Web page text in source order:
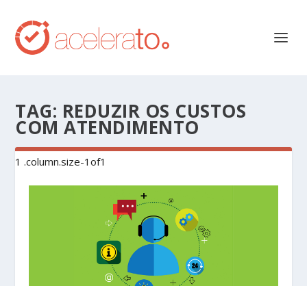
TAG: REDUZIR OS CUSTOS
COM ATENDIMENTO